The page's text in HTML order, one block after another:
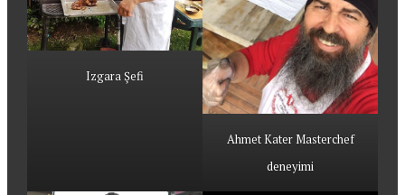
Izgara Şefi
Ahmet Kater Masterchef
deneyimi